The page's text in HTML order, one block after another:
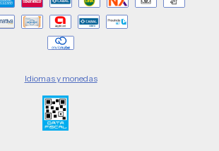
Idiomas y monedas